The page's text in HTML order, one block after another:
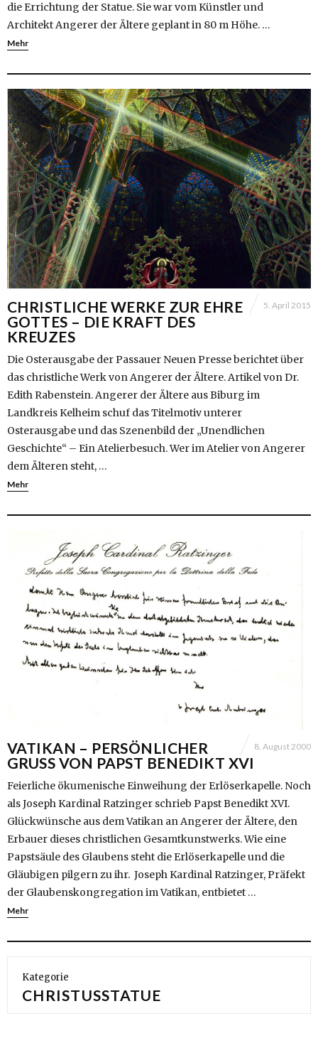
die Errichtung der Statue. Sie war vom Künstler und
Architekt Angerer der Ältere geplant in 80 m Höhe. …
Mehr
CHRISTLICHE WERKE ZUR EHRE
GOTTES – DIE KRAFT DES
KREUZES
5. April 2015
Die Osterausgabe der Passauer Neuen Presse berichtet über
das christliche Werk von Angerer der Ältere. Artikel von Dr.
Edith Rabenstein. Angerer der Ältere aus Biburg im
Landkreis Kelheim schuf das Titelmotiv unterer
Osterausgabe und das Szenenbild der „Unendlichen
Geschichte“ – Ein Atelierbesuch. Wer im Atelier von Angerer
dem Älteren steht, …
Mehr
VATIKAN – PERSÖNLICHER
GRUSS VON PAPST BENEDIKT XVI
8. August 2000
Feierliche ökumenische Einweihung der Erlöserkapelle. Noch
als Joseph Kardinal Ratzinger schrieb Papst Benedikt XVI.
Glückwünsche aus dem Vatikan an Angerer der Ältere, den
Erbauer dieses christlichen Gesamtkunstwerks. Wie eine
Papstsäule des Glaubens steht die Erlöserkapelle und die
Gläubigen pilgern zu ihr. Joseph Kardinal Ratzinger, Präfekt
der Glaubenskongregation im Vatikan, entbietet …
Mehr
Kategorie
CHRISTUSSTATUE